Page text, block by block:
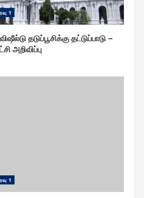
1
தடுப்பூசிக்கு தட்டுப்பாடு –
அறிவிப்பு
1